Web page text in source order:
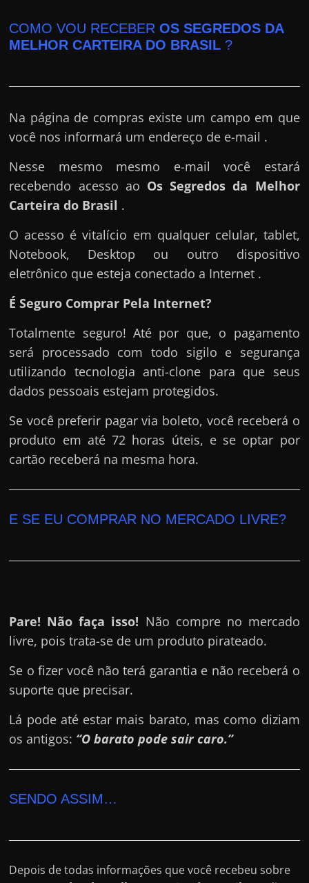
COMO VOU RECEBEROS SEGREDOS DA
MELHOR CARTEIRA DO BRASIL ?
Na página de compras existe um campo em que
você nos informará um endereço de e-mail .
Nesse mesmo mesmo e-mail você estará
recebendo acesso ao Os Segredos da Melhor
Carteira do Brasil .
O acesso é vitalício em qualquer celular, tablet,
Notebook, Desktop ou outro dispositivo
eletrônico que esteja conectado a Internet .
É Seguro Comprar Pela Internet?
Totalmente seguro! Até por que, o pagamento
será processado com todo sigilo e segurança
utilizando tecnologia anti-clone para que seus
dados pessoais estejam protegidos.
Se você preferir pagar via boleto, você receberá o
produto em até 72 horas úteis, e se optar por
cartão receberá na mesma hora.
E SE EU COMPRAR NO MERCADO LIVRE?
Pare! Não faça isso! Não compre no mercado
livre, pois trata-se de um produto pirateado.
Se o fizer você não terá garantia e não receberá o
suporte que precisar.
Lá pode até estar mais barato, mas como diziam
os antigos: “O barato pode sair caro.”
SENDO ASSIM…
Depois de todas informações que você recebeu sobre